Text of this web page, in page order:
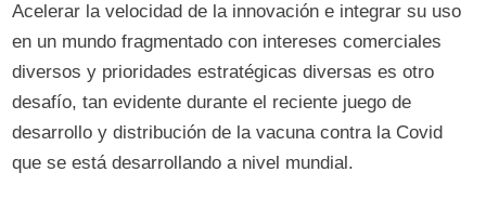
Acelerar la velocidad de la innovación e integrar su uso
en un mundo fragmentado con intereses comerciales
diversos y prioridades estratégicas diversas es otro
desafío, tan evidente durante el reciente juego de
desarrollo y distribución de la vacuna contra la Covid
que se está desarrollando a nivel mundial.